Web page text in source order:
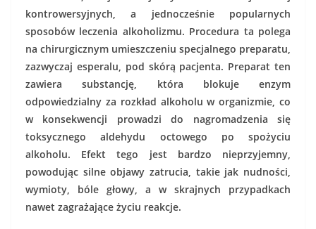
kontrowersyjnych, a jednocześnie popularnych
sposobów leczenia alkoholizmu. Procedura ta polega
na chirurgicznym umieszczeniu specjalnego preparatu,
zazwyczaj esperalu, pod skórą pacjenta. Preparat ten
zawiera substancję, która blokuje enzym
odpowiedzialny za rozkład alkoholu w organizmie, co
w konsekwencji prowadzi do nagromadzenia się
toksycznego aldehydu octowego po spożyciu
alkoholu. Efekt tego jest bardzo nieprzyjemny,
powodując silne objawy zatrucia, takie jak nudności,
wymioty, bóle głowy, a w skrajnych przypadkach
nawet zagrażające życiu reakcje.